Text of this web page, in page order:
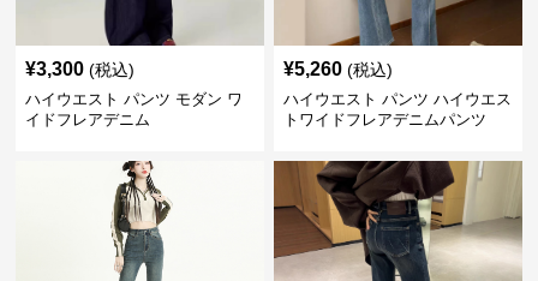
¥3,300 (税込)
ハイウエスト パンツ モダン ワ
イドフレアデニム
¥5,260 (税込)
ハイウエスト パンツ ハイウエス
トワイドフレアデニムパンツ